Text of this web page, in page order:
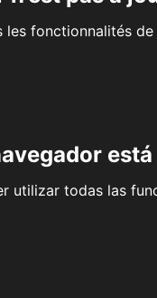
fonctionnalités
utilizar todas las